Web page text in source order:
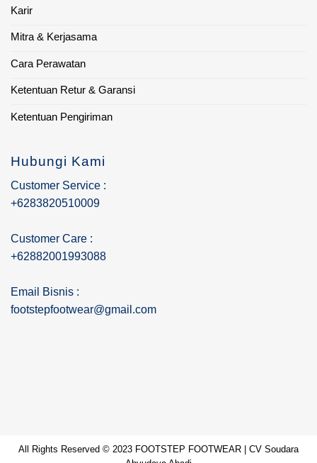
Karir
Mitra & Kerjasama
Cara Perawatan
Ketentuan Retur & Garansi
Ketentuan Pengiriman
Hubungi Kami
Customer Service :
+6283820510009
Customer Care :
+62882001993088
Email Bisnis :
footstepfootwear@gmail.com
All Rights Reserved © 2023 FOOTSTEP FOOTWEAR | CV Soudara